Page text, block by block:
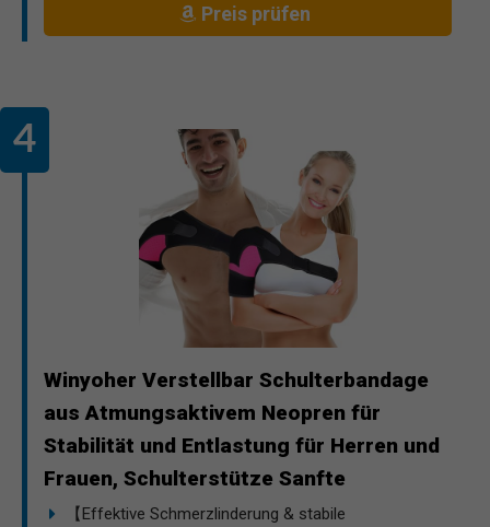
Preis prüfen
Winyoher Verstellbar Schulterbandage
aus Atmungsaktivem Neopren für
Stabilität und Entlastung für Herren und
Frauen, Schulterstütze Sanfte
【Effektive Schmerzlinderung & stabile